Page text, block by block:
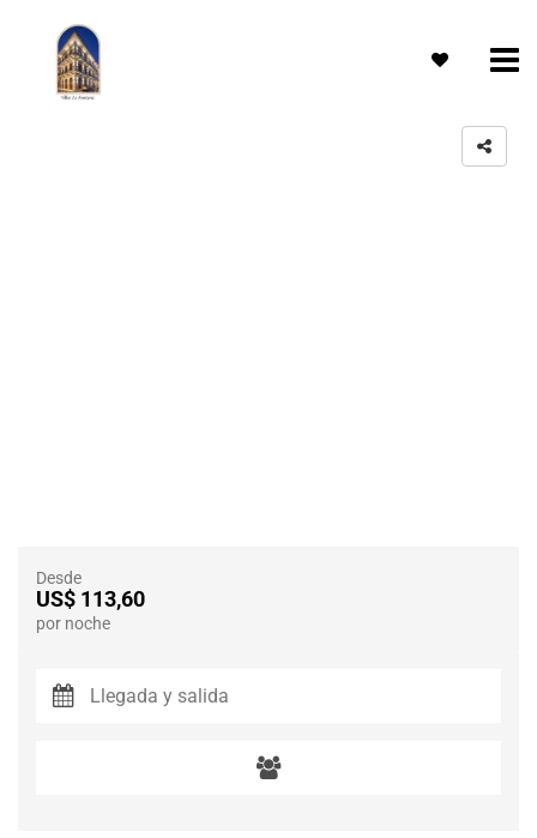
Desde
US$ 113,60
por noche